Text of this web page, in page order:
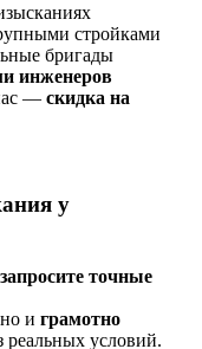
стройками
бригады
инженеров
— скидка на
у
запросите точные
и грамотно
реальных условий.